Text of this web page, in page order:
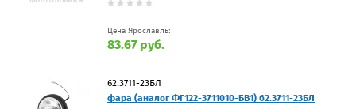
Цена Ярославль:
83.67 руб.
62.3711-23БЛ
фара (аналог ФГ122-3711010-БВ1) 62.3711-23БЛ